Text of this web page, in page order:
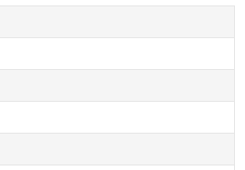
あわせてお仕事できます。 ★正社
可能★夜勤専任のスタッフも、正
度や福利厚生が充実